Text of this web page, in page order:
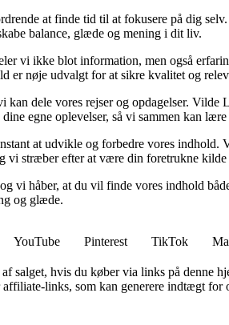
at finde tid til at fokusere på dig
balance, glæde og mening i dit liv.
vi ikke blot information, men også
er nøje udvalgt for at sikre kvalitet og
dele vores rejser og opdagelser.
egne oplevelser, så vi sammen kan
at udvikle og forbedre vores
vi stræber efter at være din foretrukne
vi håber, at du vil finde vores indhold
og glæde.
YouTube Pinterest TikTok
salget, hvis du køber via links på denne
links, som kan generere indtægt for